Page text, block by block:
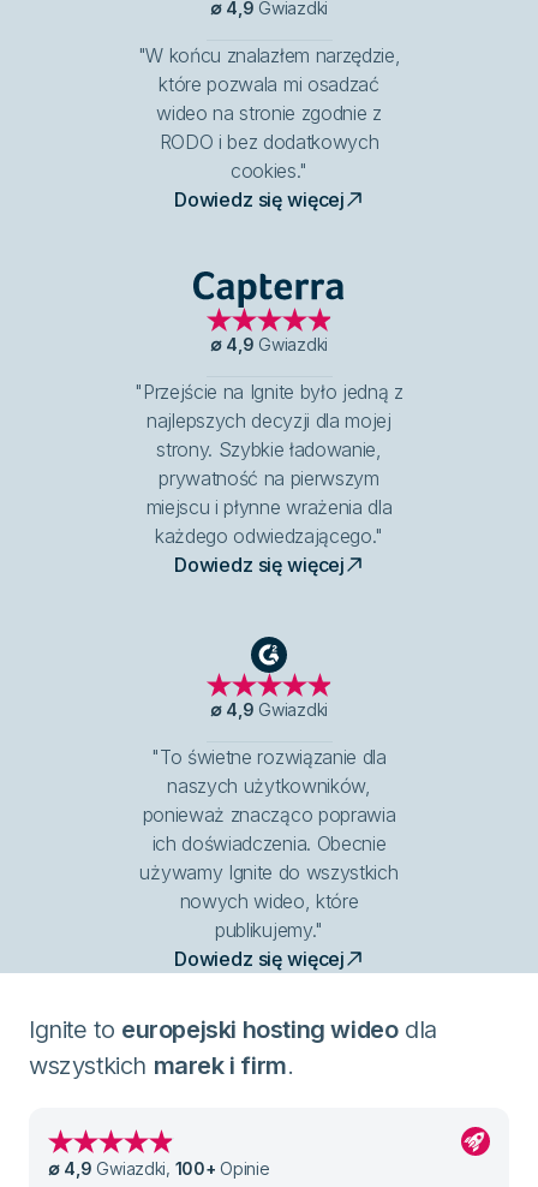
∅ 4,9 Gwiazdki
"W końcu znalazłem narzędzie,
które pozwala mi osadzać
wideo na stronie zgodnie z
RODO i bez dodatkowych
cookies."
Dowiedz się więcej
Capterra
∅ 4,9 Gwiazdki
"Przejście na Ignite było jedną z
najlepszych decyzji dla mojej
strony. Szybkie ładowanie,
prywatność na pierwszym
miejscu i płynne wrażenia dla
każdego odwiedzającego."
Dowiedz się więcej
G2
∅ 4,9 Gwiazdki
"To świetne rozwiązanie dla
naszych użytkowników,
ponieważ znacząco poprawia
ich doświadczenia. Obecnie
używamy Ignite do wszystkich
nowych wideo, które
publikujemy."
Dowiedz się więcej
Ignite to europejski hosting wideodla
wszystkich marek i firm.
∅ 4,9 Gwiazdki, 100+ Opinie